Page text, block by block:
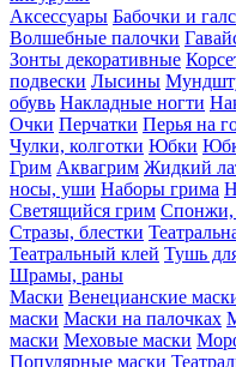
Аксессуары Бабочки и
Волшебные палочки
Зонты декоративные
подвески Лысины
обувь Накладные ногти
Очки Перчатки Перья на
Чулки, колготки Юбки
Грим Аквагрим Жидкий
носы, уши Наборы грима
Светящийся грим Спонжи,
Стразы, блестки
Театральный клей Тушь
Шрамы, раны
Маски Венецианские
маски Маски на палочках
маски Меховые маски
Популярные маски